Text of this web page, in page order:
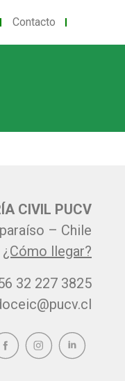
Contacto
CIVIL PUCV
– Chile
¿Cómo llegar?
32 227 3825